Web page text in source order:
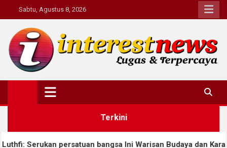
to
content
Sabtu, Agustus 8, 2026
Interestnews.or.id
Terkini
bangsa Ini Warisan Budaya dan Karakter